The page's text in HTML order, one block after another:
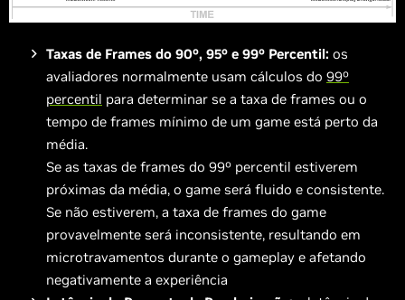
Taxas de Frames do 90º, 95º e 99º Percentil: os
avaliadores normalmente usam cálculos do 99º
percentil para determinar se a taxa de frames ou o
tempo de frames mínimo de um game está perto da
média.
Se as taxas de frames do 99º percentil estiverem
próximas da média, o game será fluido e consistente.
Se não estiverem, a taxa de frames do game
provavelmente será inconsistente, resultando em
microtravamentos durante o gameplay e afetando
negativamente a experiência